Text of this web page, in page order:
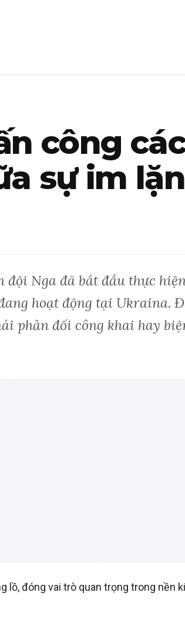
công
sự im
Nga đã bắt đầu thực
hoạt động tại Ukraina.
phản đối công khai hay
đóng vai trò quan trọng trong nền